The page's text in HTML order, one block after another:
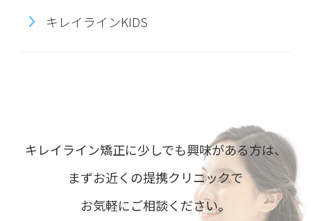
キレイラインKIDS
キレイライン矯正に少しでも興味がある方は、
まずお近くの提携クリニックで
お気軽にご相談ください。